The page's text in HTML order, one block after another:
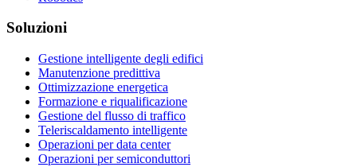
Soluzioni
Gestione intelligente degli edifici
Manutenzione predittiva
Ottimizzazione energetica
Formazione e riqualificazione
Gestione del flusso di traffico
Teleriscaldamento intelligente
Operazioni per data center
Operazioni per semiconduttori